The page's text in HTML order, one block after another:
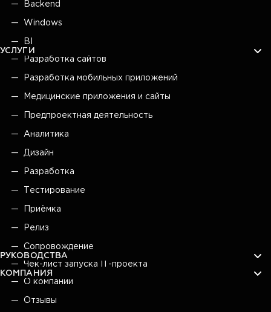
Backend
Windows
BI
УСЛУГИ
Разработка сайтов
Разработка мобильных приложений
Медицинские приложения и сайты
Предпроектная деятельность
Аналитика
Дизайн
Разработка
Тестирование
Приёмка
Релиз
Сопровождение
РУКОВОДСТВА
Чек-лист запуска IT-проекта
КОМПАНИЯ
О компании
Отзывы